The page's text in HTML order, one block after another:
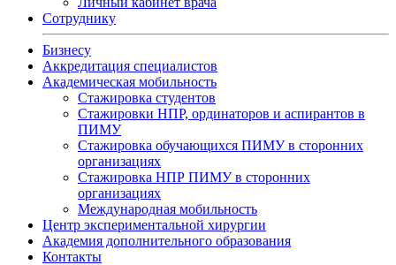
Сотруднику
Бизнесу
Аккредитация специалистов
Академическая мобильность
Стажировка студентов
Стажировки НПР, ординаторов и аспирантов в
ПИМУ
Стажировка обучающихся ПИМУ в сторонних
организациях
Стажировка НПР ПИМУ в сторонних
организациях
Международная мобильность
Центр экспериментальной хирургии
Академия дополнительного образования
Контакты